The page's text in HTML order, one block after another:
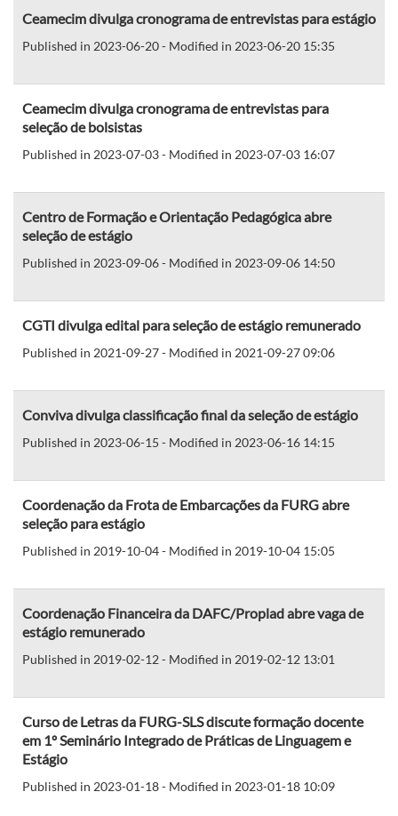
Ceamecim divulga cronograma de entrevistas para estágio
Published in 2023-06-20 - Modified in 2023-06-20 15:35
Ceamecim divulga cronograma de entrevistas para
seleção de bolsistas
Published in 2023-07-03 - Modified in 2023-07-03 16:07
Centro de Formação e Orientação Pedagógica abre
seleção de estágio
Published in 2023-09-06 - Modified in 2023-09-06 14:50
CGTI divulga edital para seleção de estágio remunerado
Published in 2021-09-27 - Modified in 2021-09-27 09:06
Conviva divulga classificação final da seleção de estágio
Published in 2023-06-15 - Modified in 2023-06-16 14:15
Coordenação da Frota de Embarcações da FURG abre
seleção para estágio
Published in 2019-10-04 - Modified in 2019-10-04 15:05
Coordenação Financeira da DAFC/Proplad abre vaga de
estágio remunerado
Published in 2019-02-12 - Modified in 2019-02-12 13:01
Curso de Letras da FURG-SLS discute formação docente
em 1º Seminário Integrado de Práticas de Linguagem e
Estágio
Published in 2023-01-18 - Modified in 2023-01-18 10:09